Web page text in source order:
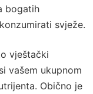
bogatih
svježe.
vještački
vašem ukupnom
Obično je